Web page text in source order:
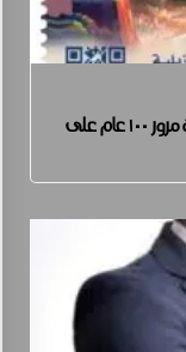
“البريد المصري”.. يصدر طابع بريد تذكاريًّا بمناسبة مرور ١٠٠ عام على